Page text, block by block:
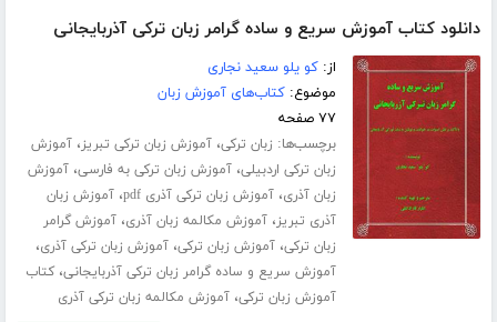
دانلود کتاب آموزش سریع و ساده گرامر زبان ترکی آذربایجانی
از:کو یلو سعید نجاری
موضوع:کتاب‌های آموزش زبان
۷۷ صفحه
برچسب‌ها: زبان ترکی،آموزش زبان ترکی تبریز،آموزش
زبان ترکی اردبیلی،آموزش زبان ترکی به فارسی،آموزش
زبان آذری،آموزش زبان ترکی آذری pdf ،آموزش زبان
آذری تبریز،آموزش مکالمه زبان آذری،آموزش گرامر
زبان ترکی،آموزش زبان ترکی،آموزش زبان ترکی آذری،
آموزش سریع و ساده گرامر زبان ترکی آذربایجانی،کتاب
آموزش زبان ترکی،آموزش مکالمه زبان ترکی آذری